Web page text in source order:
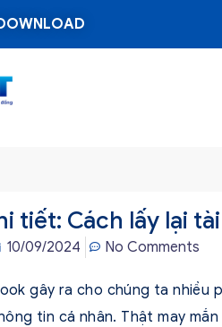
tiết: Cách lấy lại
10/09/2024 No Comments
gây ra cho chúng ta nhiều
tin cá nhân. Thật may